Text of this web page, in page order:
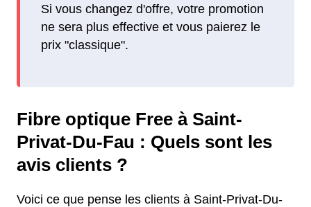
Si vous changez d'offre, votre promotion
ne sera plus effective et vous paierez le
prix "classique".
Fibre optique Free à Saint-
Privat-Du-Fau : Quels sont les
avis clients ?
Voici ce que pense les clients à Saint-Privat-Du-